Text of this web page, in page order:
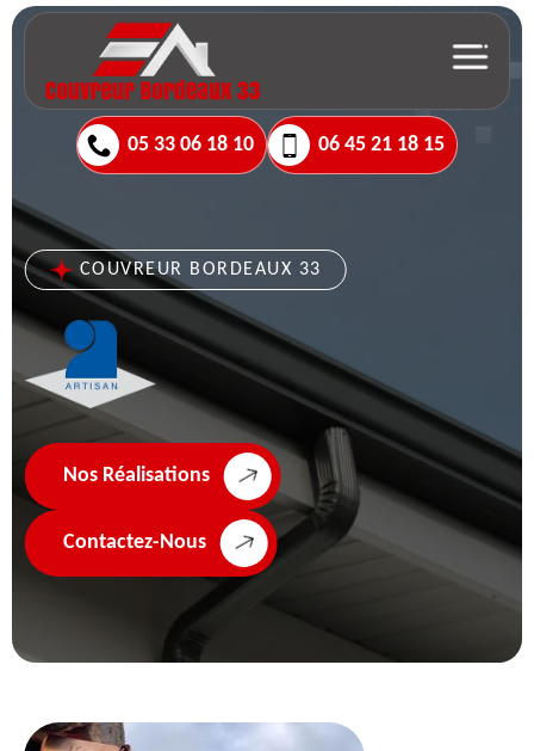
05 33 06 18 10 06 45 21 18 15
COUVREUR BORDEAUX 33
Nos Réalisations
Contactez-Nous